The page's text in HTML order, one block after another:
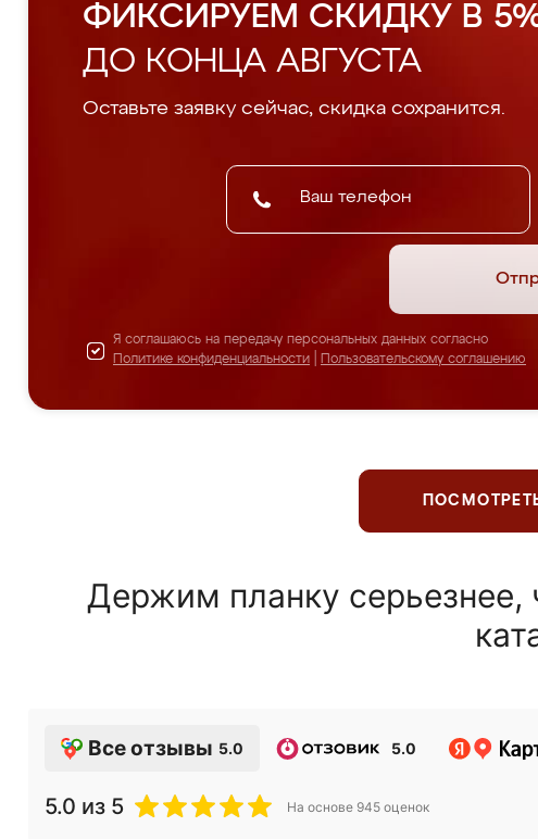
ФИКСИРУЕМ СКИДКУ В
ДО КОНЦА АВГУСТА
Оставьте заявку сейчас, скидка сохранится.
Я соглашаюсь на передачу персональных данных согласно
Политике конфиденциальности
Пользовательскому соглашению
Держим планку
Все отзывы 5.0 5.0
5.0 из 5 На основе 945 оценок